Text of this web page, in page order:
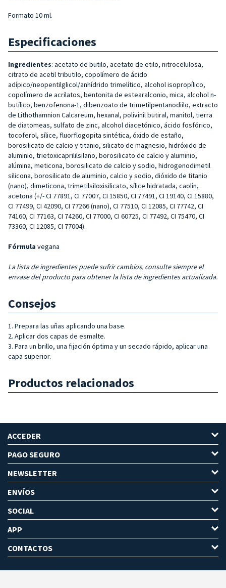
Formato 10 ml.
Especificaciones
Ingredientes: acetato de butilo, acetato de etilo, nitrocelulosa,
citrato de acetil tributilo, copolímero de ácido
adípico/neopentilglicol/anhídrido trimelítico, alcohol isopropílico,
copolímero de acrilatos, bentonita de estearalconio, mica, alcohol n-
butílico, benzofenona-1, dibenzoato de trimetilpentanodiilo, extracto
de Lithothamnion Calcareum, hexanal, polivinil butiral, manitol, tierra
de diatomeas, sulfato de zinc, alcohol diacetónico, ácido fosfórico,
tocoferol, sílice, fluorflogopita sintética, óxido de estaño,
borosilicato de calcio y titanio, silicato de magnesio, hidróxido de
aluminio, trietoxicaprililsilano, borosilicato de calcio y aluminio,
alúmina, meticona, borosilicato de calcio y sodio, hidrogenodimetil
silicona, borosilicato de aluminio, calcio y sodio, dióxido de titanio
(nano), dimeticona, trimetilsiloxisilicato, sílice hidratada, caolín,
acetona (+/- CI 77891, CI 77007, CI 15850, CI 77491, CI 19140, CI 15880,
CI 77499, CI 42090, CI 77266 (nano), CI 77510, CI 12085, CI 77742, CI
74160, CI 77163, CI 74260, CI 77000, CI 60725, CI 77492, CI 75470, CI
73360, CI 12085, CI 77004).
Fórmula vegana
La lista de ingredientes puede sufrir cambios, consulte siempre el
envase del producto para obtener la lista de ingredientes actualizada.
Consejos
1. Prepara las uñas aplicando una base.
2. Aplicar dos capas de esmalte.
3. Para un brillo, una fijación óptima y un secado rápido, aplicar una
capa superior.
Productos relacionados
ACCEDER
PAGO SEGURO
NEWSLETTER
ENVÍOS
SOCIAL
APP
CONTACTOS